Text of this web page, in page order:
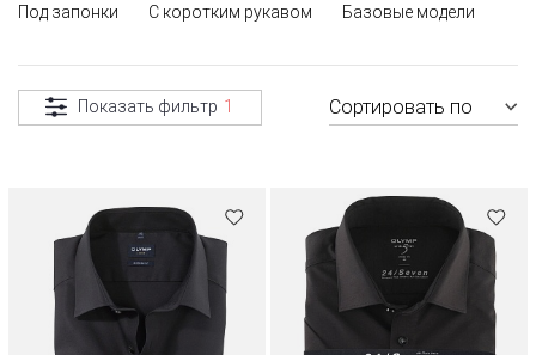
Под запонки С коротким рукавом Базовые модели
Показать фильтр 1 Сортировать по